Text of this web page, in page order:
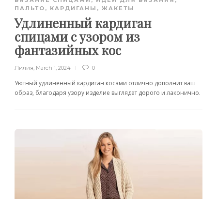
ПАЛЬТО, КАРДИГАНЫ, ЖАКЕТЫ
Удлиненный кардиган
спицами с узором из
фантазийных кос
Лилия, March 1, 2024 0
Уютный удлиненный кардиган косами отлично дополнит ваш
образ, благодаря узору изделие выглядет дорого и лаконично.